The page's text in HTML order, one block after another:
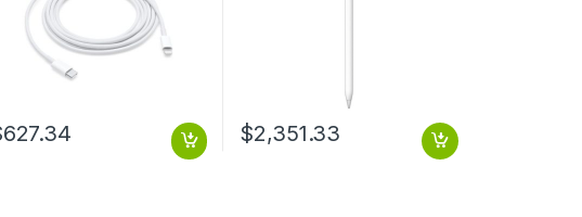
627.34 $2,351.33